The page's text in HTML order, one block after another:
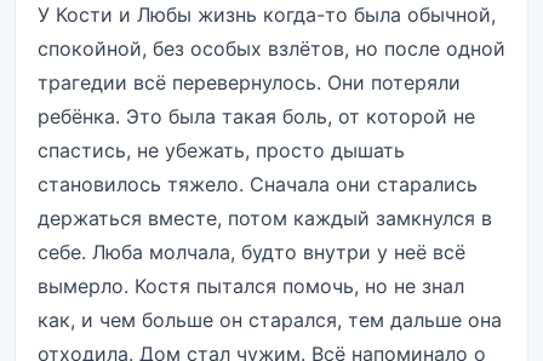
У Кости и Любы жизнь когда-то была обычной,
спокойной, без особых взлётов, но после одной
трагедии всё перевернулось. Они потеряли
ребёнка. Это была такая боль, от которой не
спастись, не убежать, просто дышать
становилось тяжело. Сначала они старались
держаться вместе, потом каждый замкнулся в
себе. Люба молчала, будто внутри у неё всё
вымерло. Костя пытался помочь, но не знал
как, и чем больше он старался, тем дальше она
отходила. Дом стал чужим. Всё напоминало о